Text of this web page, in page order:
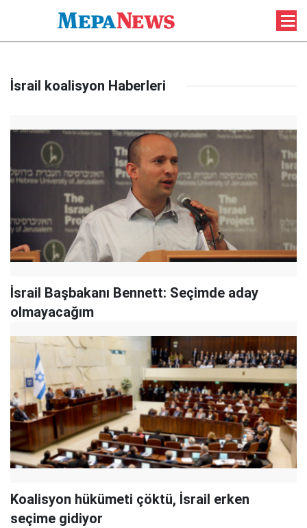
İsrail koalisyon Haberleri
İsrail Başbakanı Bennett: Seçimde aday
olmayacağım
Koalisyon hükümeti çöktü, İsrail erken
seçime gidiyor